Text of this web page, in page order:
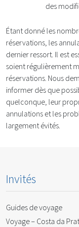
des
Étant donné les
réservations, les
dernier ressort. Il est
soient régulièrement
réservations. Nous
informer dès que
quelconque, leur
annulations et les
largement évités.
Invités
Guides de voyage
Voyage – Costa da